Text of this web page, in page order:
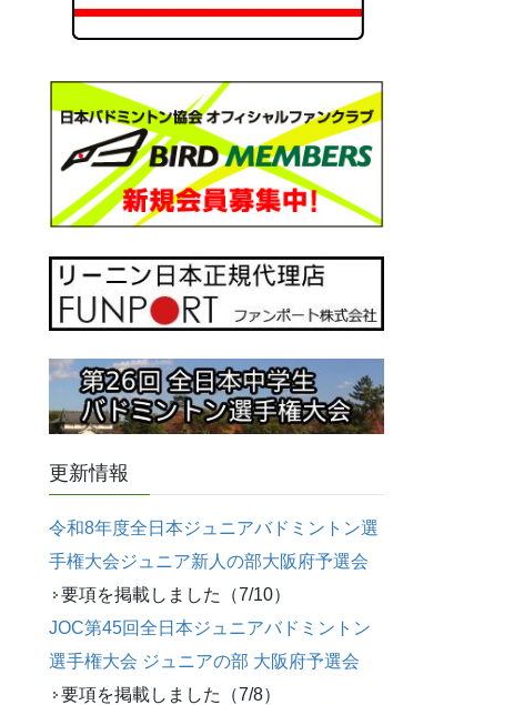
更新情報
令和8年度全日本ジュニアバドミントン選
手権大会ジュニア新人の部大阪府予選会
要項を掲載しました（7/10）
JOC第45回全日本ジュニアバドミントン
選手権大会 ジュニアの部 大阪府予選会
要項を掲載しました（7/8）